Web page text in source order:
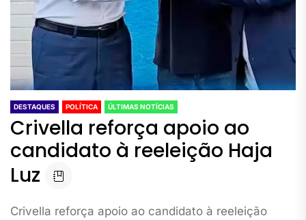
DESTAQUES POLÍTICA ÚLTIMAS NOTÍCIAS
Crivella reforça apoio ao
candidato à reeleição Haja
Luz
Crivella reforça apoio ao candidato à reeleição